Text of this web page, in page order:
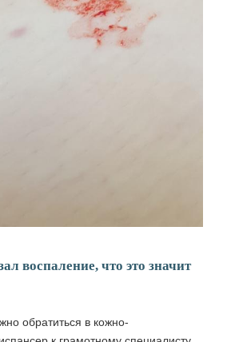
воспаление, что это значит
обратиться в кожно-